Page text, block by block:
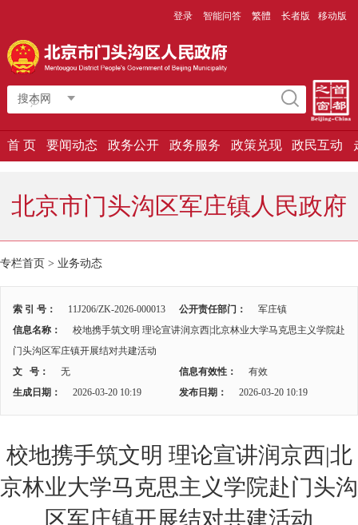
登录 智能问答 繁體 长者版 移动版
搜本网
首 页 要闻动态 政务公开 政务服务 政策兑现 政民互动
北京市门头沟区军庄镇人民政府
专栏首页 > 业务动态
索 引 号： 11J206/ZK-2026-000013 公开责任部门：
军庄镇
信息名称：
校地携手筑文明 理论宣讲润京西|北京林业大学马克思主义学院赴
门头沟区军庄镇开展结对共建活动
文 号：
无 信息有效性：
有效
生成日期：
2026-03-20 10:19 发布日期： 2026-03-20 10:19
校地携手筑文明 理论宣讲润京西|北
京林业大学马克思主义学院赴门头沟
区军庄镇开展结对共建活动